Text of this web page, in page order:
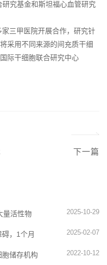
究基金和斯坦福心血管研究
三甲医院开展合作，研究针
采用不同来源的间充质干细
际干细胞联合研究中心
下一篇
量活性物
2025-10-29
，1个月
2025-02-07
储存机构
2022-10-12